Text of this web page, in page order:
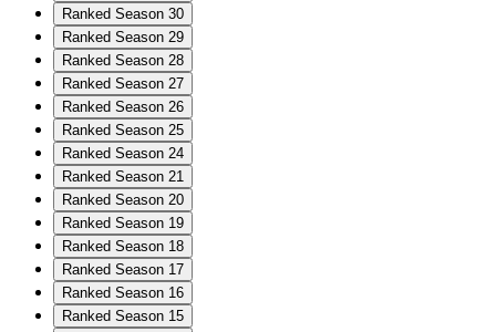
Ranked Season 30
Ranked Season 29
Ranked Season 28
Ranked Season 27
Ranked Season 26
Ranked Season 25
Ranked Season 24
Ranked Season 21
Ranked Season 20
Ranked Season 19
Ranked Season 18
Ranked Season 17
Ranked Season 16
Ranked Season 15